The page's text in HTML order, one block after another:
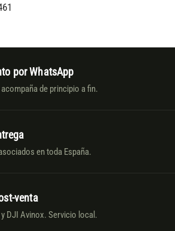
por WhatsApp
de principio a fin.
en toda España.
venta
DJI Avinox. Servicio local.